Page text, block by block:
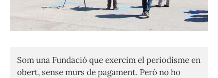
Som una Fundació que exercim el periodisme en
obert, sense murs de pagament. Però no ho